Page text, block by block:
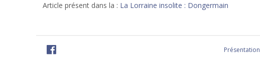
Article présent dans la : La Lorraine insolite : Dongermain
Présentation